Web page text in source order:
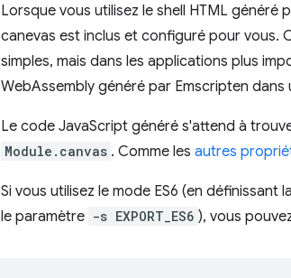
Lorsque vous utilisez le shell HTML généré
canevas est inclus et configuré pour vous.
simples, mais dans les applications plus
WebAssembly généré par Emscripten
Le code JavaScript généré s'attend à
Module.canvas . Comme les autres
Si vous utilisez le mode ES6 (en définissant
le paramètre -s EXPORT_ES6 ), vous